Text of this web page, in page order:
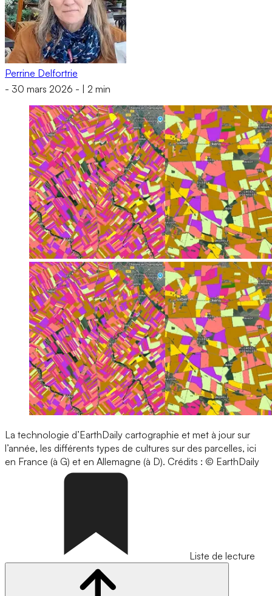
Perrine Delfortrie
- 30 mars 2026 - 2 min
La technologie d’EarthDaily cartographie et met à jour sur
l’année, les différents types de cultures sur des parcelles, ici
en France (à G) et en Allemagne (à D). Crédits : © EarthDaily
Liste de lecture